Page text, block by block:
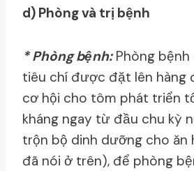
d) Phòng và trị bệnh
* Phòng bệnh:Phòng bệnh
tiêu chí được đặt lên hàng
cơ hội cho tôm phát triển
kháng ngay từ đầu chu kỳ
trộn bộ dinh dưỡng cho ăn
đã nói ở trên), để phòng